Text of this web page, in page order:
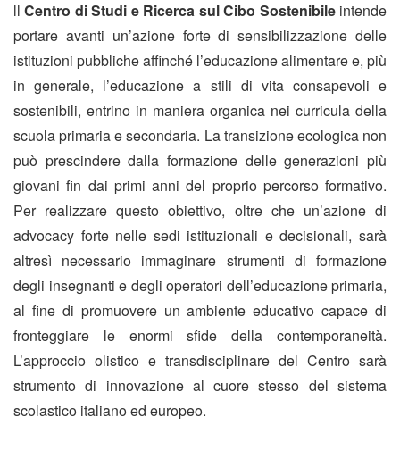
llCentro di Studi e Ricerca sul Cibo Sostenibileintende
portare avanti un’azione forte di sensibilizzazione delle
istituzioni pubbliche affinché l’educazione alimentare e, più
in generale, l’educazione a stili di vita consapevoli e
sostenibili, entrino in maniera organica nei curricula della
scuola primaria e secondaria. La transizione ecologica non
può prescindere dalla formazione delle generazioni più
giovani fin dai primi anni del proprio percorso formativo.
Per realizzare questo obiettivo, oltre che un’azione di
advocacy forte nelle sedi istituzionali e decisionali, sarà
altresì necessario immaginare strumenti di formazione
degli insegnanti e degli operatori dell’educazione primaria,
al fine di promuovere un ambiente educativo capace di
fronteggiare le enormi sfide della contemporaneità.
L’approccio olistico e transdisciplinare del Centro sarà
strumento di innovazione al cuore stesso del sistema
scolastico italiano ed europeo.